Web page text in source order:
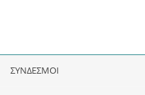
ΣΥΝΔΕΣΜΟΙ